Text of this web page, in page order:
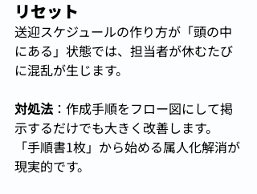
リセット
送迎スケジュールの作り方が「頭の中
にある」状態では、担当者が休むたび
に混乱が生じます。
対処法 ：作成手順をフロー図にして掲
示するだけでも大きく改善します。
「手順書1枚」から始める属人化解消が
現実的です。